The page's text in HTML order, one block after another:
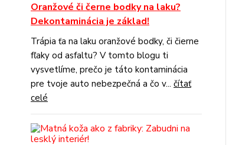
Oranžové či černe bodky na laku?
Dekontaminácia je základ!
Trápia ťa na laku oranžové bodky, či čierne
fľaky od asfaltu? V tomto blogu ti
vysvetlíme, prečo je táto kontaminácia
pre tvoje auto nebezpečná a čo v... čítať
celé